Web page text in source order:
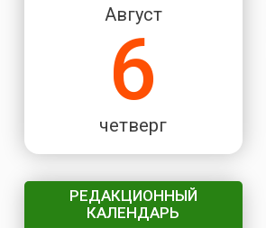
Август
6
четверг
РЕДАКЦИОННЫЙ
КАЛЕНДАРЬ